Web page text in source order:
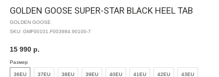
GOLDEN GOOSE SUPER-STAR BLACK HEEL TAB
GOLDEN GOOSE
SKU: GMF00101.F003984.90100-7
15 990 р.
Размер
36EU 37EU 38EU 39EU 40EU 41EU 42EU 43EU